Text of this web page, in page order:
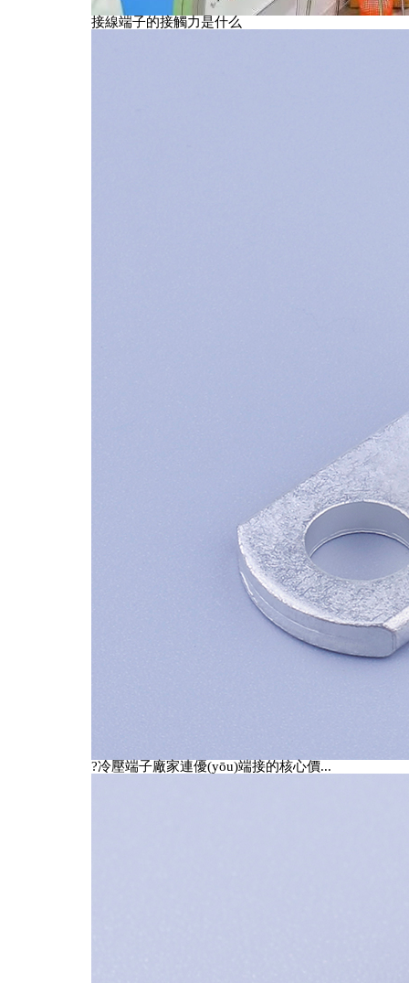
接線端子的接觸力是什么
?冷壓端子廠家連優(yōu)端接的核心價...